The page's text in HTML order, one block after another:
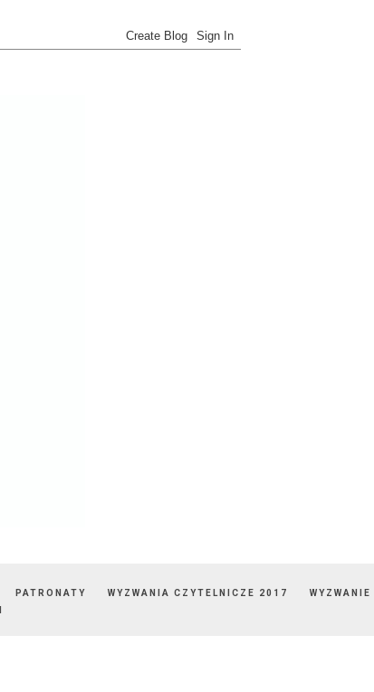
PATRONATY WYZWANIA CZYTELNICZE 2017
WYZWANIE